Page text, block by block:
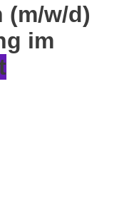
(m/w/d)
im